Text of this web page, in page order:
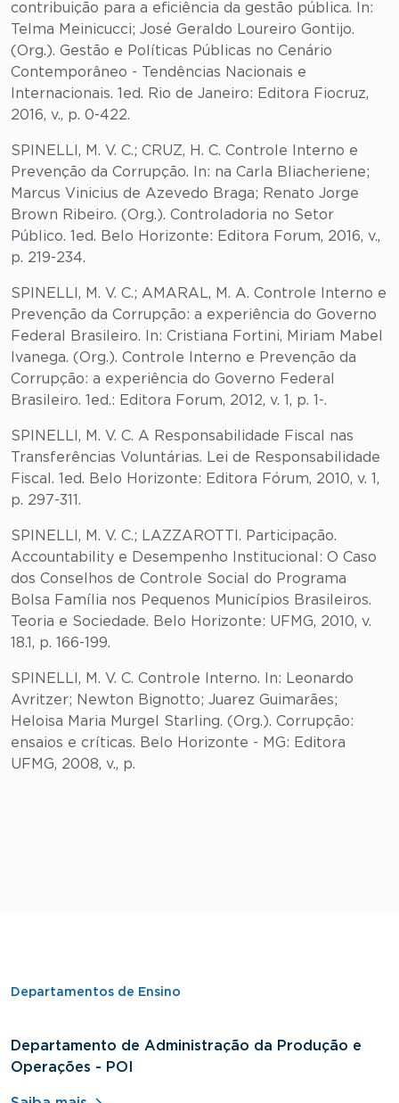
contribuição para a eficiência da gestão pública. In:
Telma Meinicucci; José Geraldo Loureiro Gontijo.
(Org.). Gestão e Políticas Públicas no Cenário
Contemporâneo - Tendências Nacionais e
Internacionais. 1ed. Rio de Janeiro: Editora Fiocruz,
2016, v., p. 0-422.
SPINELLI, M. V. C.; CRUZ, H. C. Controle Interno e
Prevenção da Corrupção. In: na Carla Bliacheriene;
Marcus Vinicius de Azevedo Braga; Renato Jorge
Brown Ribeiro. (Org.). Controladoria no Setor
Público. 1ed. Belo Horizonte: Editora Forum, 2016, v.,
p. 219-234.
SPINELLI, M. V. C.; AMARAL, M. A. Controle Interno e
Prevenção da Corrupção: a experiência do Governo
Federal Brasileiro. In: Cristiana Fortini, Miriam Mabel
Ivanega. (Org.). Controle Interno e Prevenção da
Corrupção: a experiência do Governo Federal
Brasileiro. 1ed.: Editora Forum, 2012, v. 1, p. 1-.
SPINELLI, M. V. C. A Responsabilidade Fiscal nas
Transferências Voluntárias. Lei de Responsabilidade
Fiscal. 1ed. Belo Horizonte: Editora Fórum, 2010, v. 1,
p. 297-311.
SPINELLI, M. V. C.; LAZZAROTTI. Participação.
Accountability e Desempenho Institucional: O Caso
dos Conselhos de Controle Social do Programa
Bolsa Família nos Pequenos Municípios Brasileiros.
Teoria e Sociedade. Belo Horizonte: UFMG, 2010, v.
18.1, p. 166-199.
SPINELLI, M. V. C. Controle Interno. In: Leonardo
Avritzer; Newton Bignotto; Juarez Guimarães;
Heloisa Maria Murgel Starling. (Org.). Corrupção:
ensaios e críticas. Belo Horizonte - MG: Editora
UFMG, 2008, v., p.
Departamentos de Ensino
Departamento de Administração da Produção e
Operações - POI